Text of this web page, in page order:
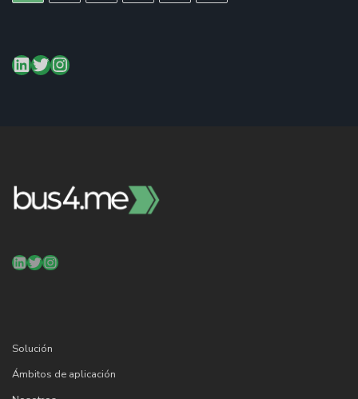
entradas
LinkedIn
Twitter
Instagram
Solución
Ámbitos de aplicación